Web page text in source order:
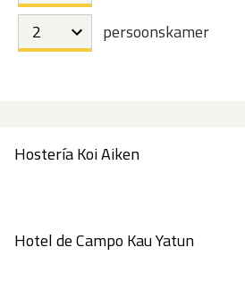
persoonskamer
Hostería Koi Aiken
Hotel de Campo Kau Yatun